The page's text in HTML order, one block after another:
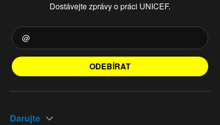
Dostávejte zprávy o práci UNICEF.
ODEBÍRAT
Darujte